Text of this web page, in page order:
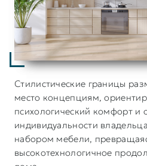
Стилистические границы
место концепциям,
психологический комфорт и
индивидуальности
набором мебели,
высокотехнологичное